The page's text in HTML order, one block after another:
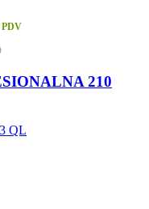
PDV
210